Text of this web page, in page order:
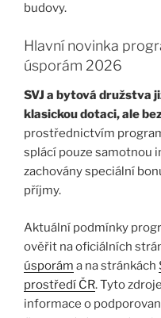
budovy.
Hlavní novinka
úsporám 2026
SVJ a bytová družstva
klasickou dotaci, ale
prostřednictvím
splácí pouze samotnou
zachovány speciální
příjmy.
Aktuální podmínky
ověřit na oficiálních
úsporám a na stránkách
prostředí ČR. Tyto
informace o